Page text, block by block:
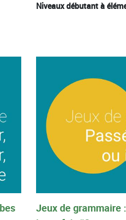
Niveaux débutant à
Jeux de grammaire